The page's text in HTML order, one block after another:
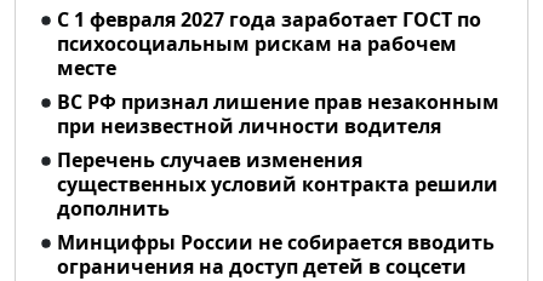
С 1 февраля 2027 года заработает ГОСТ по
психосоциальным рискам на рабочем
месте
ВС РФ признал лишение прав незаконным
при неизвестной личности водителя
Перечень случаев изменения
существенных условий контракта решили
дополнить
Минцифры России не собирается вводить
ограничения на доступ детей в соцсети